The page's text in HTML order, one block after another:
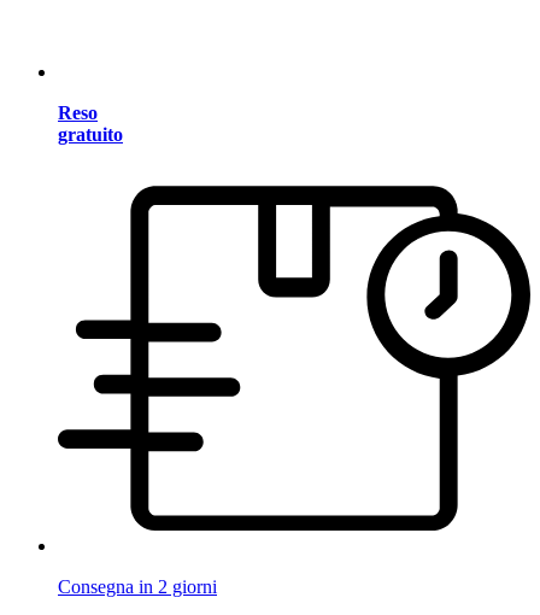
Reso
gratuito
Consegna in 2 giorni